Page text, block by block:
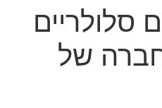
סלולריים
של